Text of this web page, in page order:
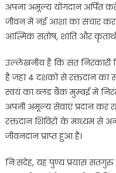
अपना अमूल्य योगदान अर्पित
जीवन में नई आशा का संचार
आत्मिक संतोष, शांति और
उल्लेखनीय है कि संत निरंकारी
है जहां 4 दशको से रक्तदान का
स्वयं का ब्लड बैंक मुम्बई में
अपनी अमूल्य सेवाएं प्रदान कर
रक्तदान शिविरों के माध्यम से
जीवनदान प्राप्त हुआ है।
निःसंदेह, यह पुण्य प्रयास सतगुरु